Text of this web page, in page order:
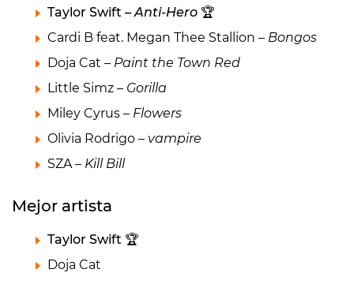
Taylor Swift –Anti-Hero 🏆
Cardi B feat. Megan Thee Stallion – Bongos
Doja Cat – Paint the Town Red
Little Simz – Gorilla
Miley Cyrus – Flowers
Olivia Rodrigo – vampire
SZA – Kill Bill
Mejor artista
Taylor Swift 🏆
Doja Cat